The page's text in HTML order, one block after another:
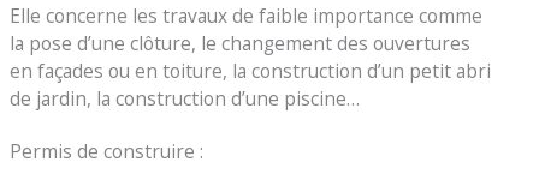
Elle concerne les travaux de faible importance comme
la pose d’une clôture, le changement des ouvertures
en façades ou en toiture, la construction d’un petit abri
de jardin, la construction d’une piscine…
Permis de construire :